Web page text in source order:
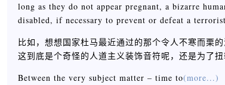
long as they do not appear pregnant, a bizarre
disabled, if necessary to prevent or defeat a
比如，想想国家杜马最近通过的那个令人不寒而栗
这到底是个奇怪的人道主义装饰音符呢，还是为了
Between the very subject matter – time to(more...)